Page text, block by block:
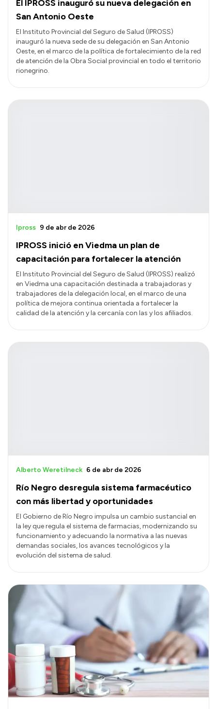
El IPROSS inauguró su nueva delegación en
San Antonio Oeste
El Instituto Provincial del Seguro de Salud (IPROSS)
inauguró la nueva sede de su delegación en San Antonio
Oeste, en el marco de la política de fortalecimiento de la red
de atención de la Obra Social provincial en todo el territorio
rionegrino.
IPROSS inició en Viedma un plan de
capacitación para fortalecer la atención
Ipross 9 de abr de 2026
El Instituto Provincial del Seguro de Salud (IPROSS) realizó
en Viedma una capacitación destinada a trabajadoras y
trabajadores de la delegación local, en el marco de una
política de mejora continua orientada a fortalecer la
calidad de la atención y la cercanía con las y los afiliados.
Río Negro desregula sistema farmacéutico
con más libertad y oportunidades
Alberto Weretilneck 6 de abr de 2026
El Gobierno de Río Negro impulsa un cambio sustancial en
la ley que regula el sistema de farmacias, modernizando su
funcionamiento y adecuando la normativa a las nuevas
demandas sociales, los avances tecnológicos y la
evolución del sistema de salud.